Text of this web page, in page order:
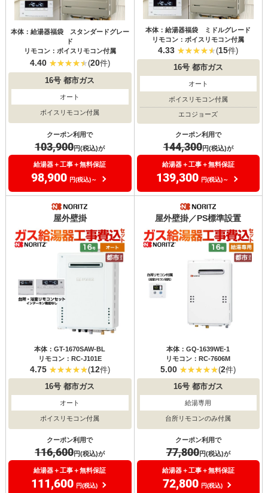
本体：給湯器福袋 スタンダードグレー
ド
リモコン：ボイスリモコン付属
4.40 (20件)
16号 都市ガス
オート
ボイスリモコン付属
クーポン利用で
103,900円(税込)が
給湯器＋工事＋無料保証
98,900 円(税込)～
本体：給湯器福袋 ミドルグレード
リモコン：ボイスリモコン付属
4.33 (15件)
16号都市ガス
オート
ボイスリモコン付属
エコジョーズ
クーポン利用で
144,300円(税込)が
給湯器＋工事＋無料保証
139,300 円(税込)～
屋外壁掛
本体：GT-1670SAW-BL
リモコン：RC-J101E
4.75 (12件)
16号 都市ガス
オート
ボイスリモコン付属
クーポン利用で
116,600円(税込)が
給湯器＋工事＋無料保証
111,600 円(税込)
屋外壁掛／PS標準設置
本体：GQ-1639WE-1
リモコン：RC-7606M
5.00 (2件)
16号都市ガス
給湯専用
台所リモコンのみ付属
クーポン利用で
77,800円(税込)が
給湯器＋工事＋無料保証
72,800 円(税込)